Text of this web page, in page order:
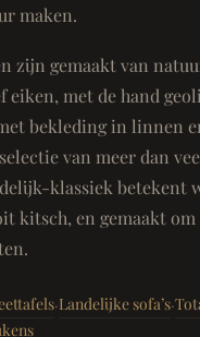
maken.
zijn gemaakt van
eiken, met de hand
bekleding in linnen
van meer dan
klassiek betekent
kitsch, en gemaakt
·Landelijke sofa’s·